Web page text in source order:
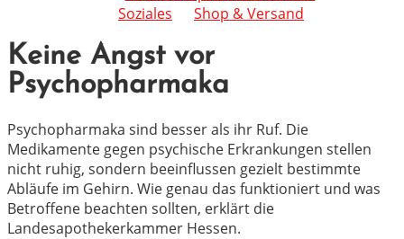
Soziales
Shop & Versand
Keine Angst vor
Psychopharmaka
Psychopharmaka sind besser als ihr Ruf. Die
Medikamente gegen psychische Erkrankungen stellen
nicht ruhig, sondern beeinflussen gezielt bestimmte
Abläufe im Gehirn. Wie genau das funktioniert und was
Betroffene beachten sollten, erklärt die
Landesapothekerkammer Hessen.